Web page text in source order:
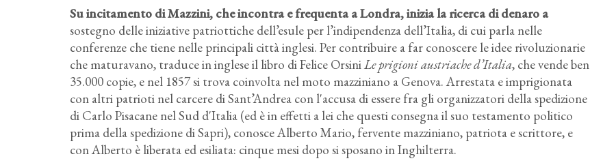
Su incitamento di Mazzini, che incontra e frequenta a Londra, inizia la ricerca di denaro a
sostegno delle iniziative patriottiche dell’esule per l’indipendenza dell’Italia, di cui parla nelle
conferenze che tiene nelle principali città inglesi. Per contribuire a far conoscere le idee rivoluzionarie
che maturavano, traduce in inglese il libro di Felice OrsiniLe prigioni austriache d’Italia, che vende ben
35.000 copie, e nel 1857 si trova coinvolta nel moto mazziniano a Genova. Arrestata e imprigionata
con altri patrioti nel carcere di Sant’Andrea con l'accusa di essere fra gli organizzatori della spedizione
di Carlo Pisacane nel Sud d'Italia (ed è in effetti a lei che questi consegna il suo testamento politico
prima della spedizione di Sapri), conosce Alberto Mario, fervente mazziniano, patriota e scrittore, e
con Alberto è liberata ed esiliata: cinque mesi dopo si sposano in Inghilterra.